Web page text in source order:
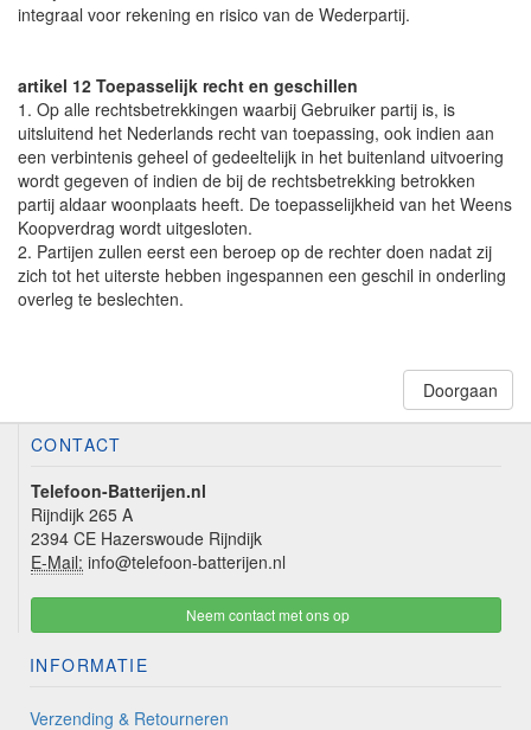
integraal voor rekening en risico van de Wederpartij.
artikel 12 Toepasselijk recht en geschillen
1. Op alle rechtsbetrekkingen waarbij Gebruiker partij is, is
uitsluitend het Nederlands recht van toepassing, ook indien aan
een verbintenis geheel of gedeeltelijk in het buitenland uitvoering
wordt gegeven of indien de bij de rechtsbetrekking betrokken
partij aldaar woonplaats heeft. De toepasselijkheid van het Weens
Koopverdrag wordt uitgesloten.
2. Partijen zullen eerst een beroep op de rechter doen nadat zij
zich tot het uiterste hebben ingespannen een geschil in onderling
overleg te beslechten.
Doorgaan
CONTACT
Telefoon-Batterijen.nl
Rijndijk 265 A
2394 CE Hazerswoude Rijndijk
E-Mail: info@telefoon-batterijen.nl
Neem contact met ons op
INFORMATIE
Verzending & Retourneren